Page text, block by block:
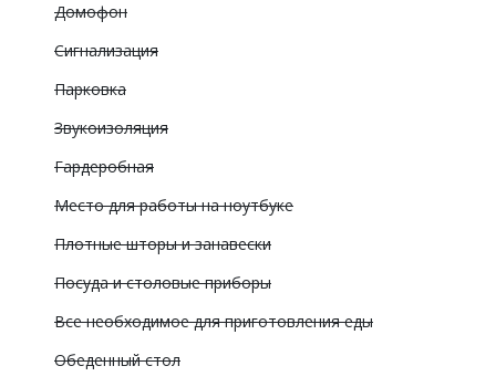
Домофон
Сигнализация
Парковка
Звукоизоляция
Гардеробная
Место для работы на ноутбуке
Плотные шторы и занавески
Посуда и столовые приборы
Все необходимое для приготовления еды
Обеденный стол